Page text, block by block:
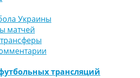
Украины
матчей
трансляций